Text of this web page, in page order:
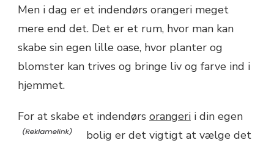
Men i dag er et indendørs orangeri meget
mere end det. Det er et rum, hvor man kan
skabe sin egen lille oase, hvor planter og
blomster kan trives og bringe liv og farve ind i
hjemmet.
For at skabe et indendørs orangeri i din egen
bolig er det vigtigt at vælge det